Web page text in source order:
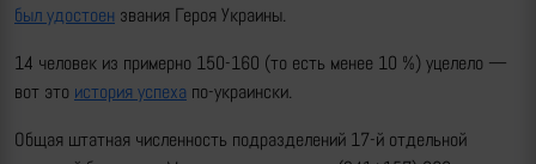
был удостоен звания Героя Украины.
14 человек из примерно 150-160 (то есть менее 10 %) уцелело —
вот это история успеха по-украински.
Общая штатная численность подразделений 17-й отдельной